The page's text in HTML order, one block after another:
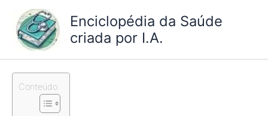
conteúdo
Enciclopédia da Saúde
criada por I.A.
Conteúdo